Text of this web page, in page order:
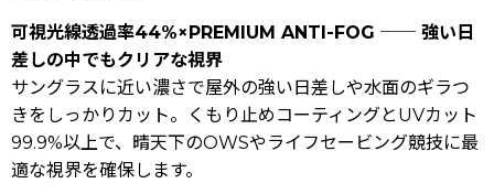
可視光線透過率44%×PREMIUM ANTI-FOG ── 強い日
差しの中でもクリアな視界
サングラスに近い濃さで屋外の強い日差しや水面のギラつ
きをしっかりカット。くもり止めコーティングとUVカット
99.9%以上で、晴天下のOWSやライフセービング競技に最
適な視界を確保します。